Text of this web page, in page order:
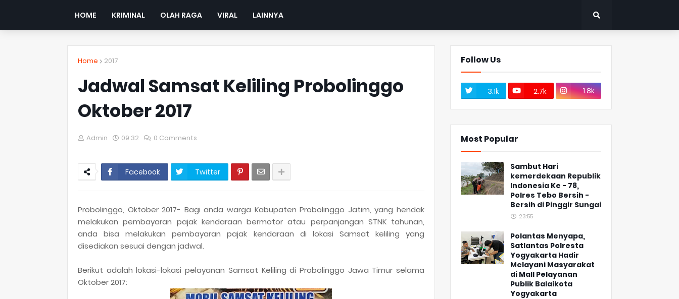
HOME KRIMINAL OLAH RAGA VIRAL LAINNYA
Home 2017
Jadwal Samsat Keliling Probolinggo
Oktober 2017
Admin 09:32 0 Comments
Facebook Twitter
Probolinggo, Oktober 2017- Bagi anda warga Kabupaten Probolinggo Jatim, yang hendak
melakukan pembayaran pajak kendaraan bermotor atau perpanjangan STNK tahunan,
anda bisa melakukan pembayaran pajak kendaraan di lokasi Samsat keliling yang
disediakan sesuai dengan jadwal.
Berikut adalah lokasi-lokasi pelayanan Samsat Keliling di Probolinggo Jawa Timur selama
Oktober 2017:
Follow Us
3.1k 2.7k 1.8k
Most Popular
Sambut Hari
kemerdekaan Republik
Indonesia Ke - 78,
Polres Tebo Bersih -
Bersih di Pinggir Sungai
23:55
Polantas Menyapa,
Satlantas Polresta
Yogyakarta Hadir
Melayani Masyarakat
di Mall Pelayanan
Publik Balaikota
Yogyakarta